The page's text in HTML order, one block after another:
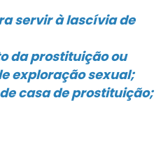
servir à lascívia de
da prostituição ou
exploração sexual;
casa de prostituição;